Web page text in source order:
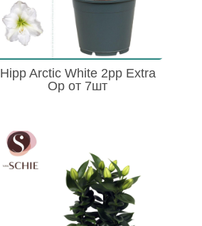
Hipp Arctic White 2pp Extra
Op от 7шт